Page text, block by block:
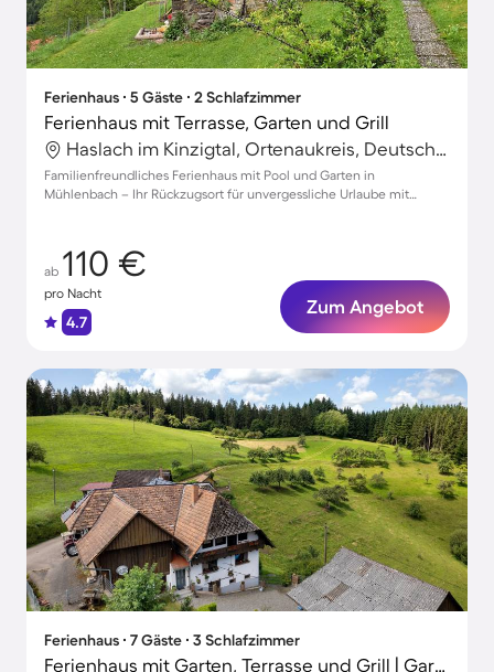
Ferienhaus ∙ 5 Gäste ∙ 2 Schlafzimmer
Ferienhaus mit Terrasse, Garten und Grill
Haslach im Kinzigtal, Ortenaukreis, Deutschland
Familienfreundliches Ferienhaus mit Pool und Garten in
Mühlenbach – Ihr Rückzugsort für unvergessliche Urlaube mit
ab 110 €
pro Nacht
4.7
Zum Angebot
Ferienhaus ∙ 7 Gäste ∙ 3 Schlafzimmer
Ferienhaus mit Garten, Terrasse und Grill | Gartenblick